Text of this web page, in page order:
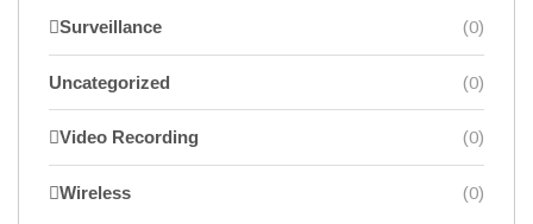
Surveillance (0)
Uncategorized (0)
Video Recording (0)
Wireless (0)